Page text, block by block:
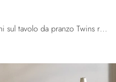
Vuoi avere ulteriori informazioni sul tavolo da pranzo Twins rotondo ceramica di Calligaris? Clicca e scopri di più sui modelli fissi della firma.